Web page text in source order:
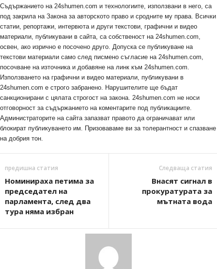
Съдържанието на 24shumen.com и технологиите, използвани в него, са
под закрила на Закона за авторското право и сродните му права. Всички
статии, репортажи, интервюта и други текстови, графични и видео
материали, публикувани в сайта, са собственост на 24shumen.com,
освен, ако изрично е посочено друго. Допуска се публикуване на
текстови материали само след писмено съгласие на 24shumen.com,
посочване на източника и добавяне на линк към 24shumen.com.
Използването на графични и видео материали, публикувани в
24shumen.com е строго забранено. Нарушителите ще бъдат
санкционирани с цялата строгост на закона. 24shumen.com не носи
отговорност за съдържанието на коментарите под публикациите.
Администраторите на сайта запазват правото да ограничават или
блокират публикуването им. Призоваваме ви за толерантност и спазване
на добрия тон.
предишна статия
Номинираха петима за
председател на
парламента, след два
тура няма избран
Следваща статия
Внасят сигнал в
прокуратурата за
мътната вода